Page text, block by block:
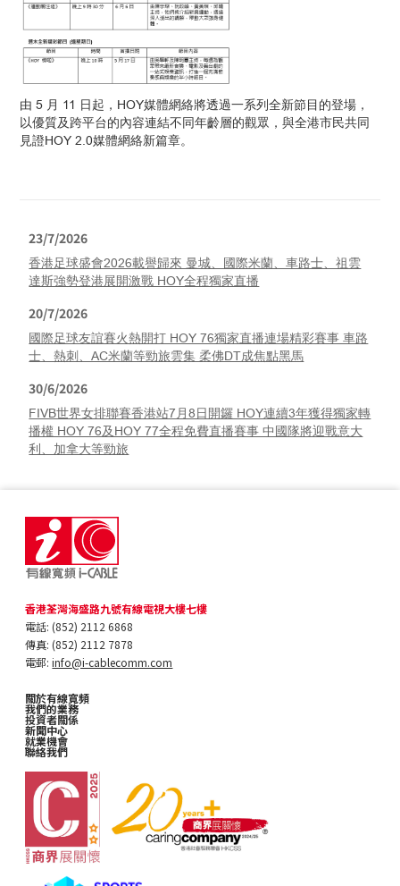
由 5 月 11 日起，HOY媒體網絡將透過一系列全新節目的登場，
以優質及跨平台的內容連結不同年齡層的觀眾，與全港市民共同
見證HOY 2.0媒體網絡新篇章。
23/7/2026
香港足球盛會2026載譽歸來 曼城、國際米蘭、車路士、祖雲
達斯強勢登港展開激戰 HOY全程獨家直播
20/7/2026
國際足球友誼賽火熱開打 HOY 76獨家直播連場精彩賽事 車路
士、熱刺、AC米蘭等勁旅雲集 柔佛DT成焦點黑馬
30/6/2026
FIVB世界女排聯賽香港站7月8日開鑼 HOY連續3年獲得獨家轉
播權 HOY 76及HOY 77全程免費直播賽事 中國隊將迎戰意大
利、加拿大等勁旅
香港荃灣海盛路九號有線電視大樓七樓
電話: (852) 2112 6868
傳真: (852) 2112 7878
電郵:info@i-cablecomm.com
關於有線寬頻
我們的業務
投資者關係
新聞中心
就業機會
聯絡我們